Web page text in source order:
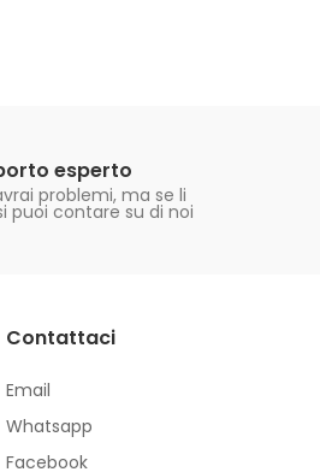
esperto
problemi, ma se li
puoi contare su di noi
Contattaci
Email
Whatsapp
Facebook